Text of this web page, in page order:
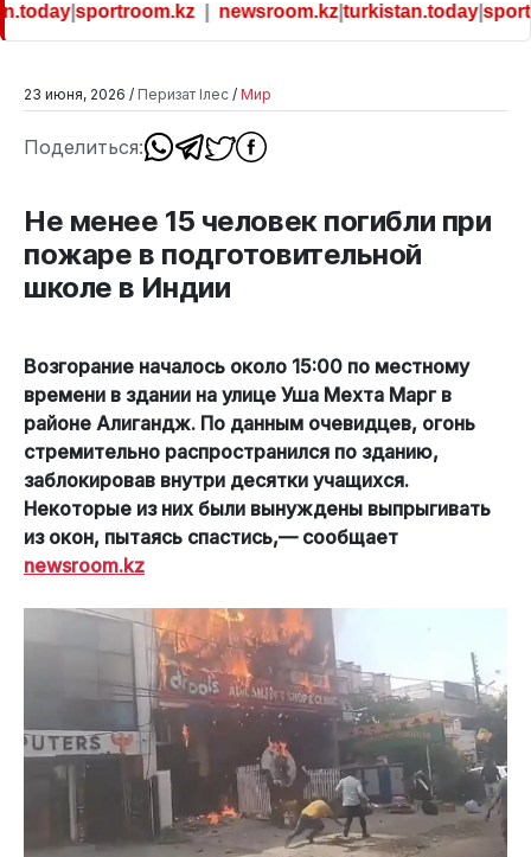
|sportroom.kz| newsroom.kz|turkistan.today|
23 июня, 2026 / Перизат Ілес / Мир
Поделиться:
Не менее 15 человек погибли при
пожаре в подготовительной
школе в Индии
Возгорание началось около 15:00 по местному
времени в здании на улице Уша Мехта Марг в
районе Алигандж. По данным очевидцев, огонь
стремительно распространился по зданию,
заблокировав внутри десятки учащихся.
Некоторые из них были вынуждены выпрыгивать
из окон, пытаясь спастись,— сообщает
newsroom.kz